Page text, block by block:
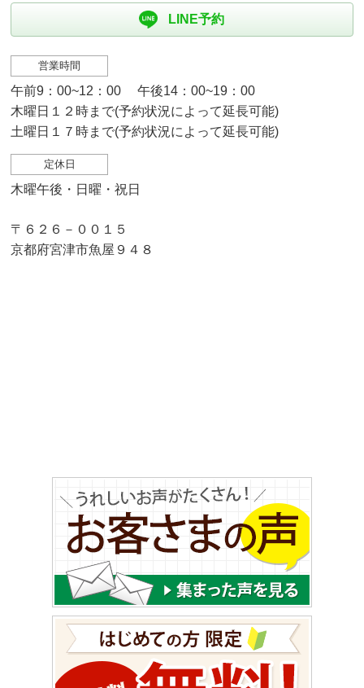
LINE予約
営業時間
午前9：00~12：00 午後14：00~19：00
木曜日１２時まで(予約状況によって延長可能)
土曜日１７時まで(予約状況によって延長可能)
定休日
木曜午後・日曜・祝日
〒６２６－００１５
京都府宮津市魚屋９４８